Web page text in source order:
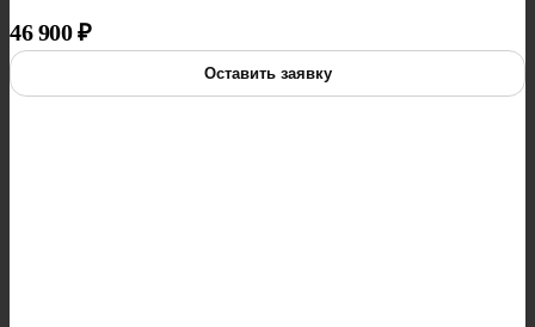
46 900₽
Оставить заявку